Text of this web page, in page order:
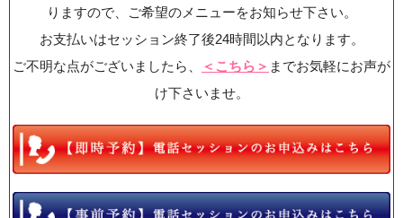
りますので、ご希望のメニューをお知らせ下さい。
お支払いはセッション終了後24時間以内となります。
ご不明な点がございましたら、
＜こちら＞ までお気軽にお声が
け下さいませ。